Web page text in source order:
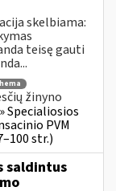
skelbiama:
teisę gauti
žinyno
Specialiosios
PVM
str.)
saldintus